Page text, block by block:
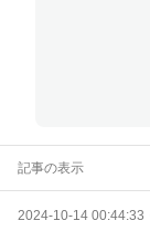
記事の表示
2024-10-14 00:44:33